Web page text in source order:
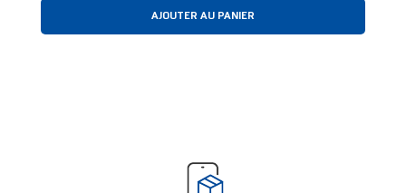
AJOUTER AU PANIER